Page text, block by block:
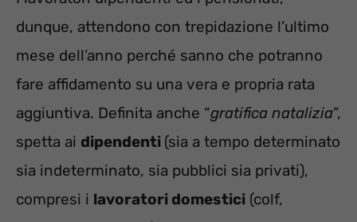
dunque, attendono con trepidazione l’ultimo
mese dell’anno perché sanno che potranno
fare affidamento su una vera e propria rata
aggiuntiva. Definita anche “gratifica natalizia”,
spetta ai dipendenti (sia a tempo determinato
sia indeterminato, sia pubblici sia privati),
compresi i lavoratori domestici (colf,